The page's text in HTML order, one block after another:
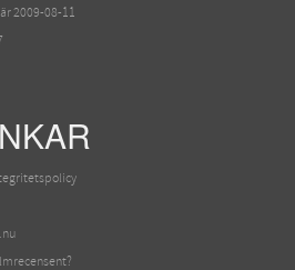
2009-08-11